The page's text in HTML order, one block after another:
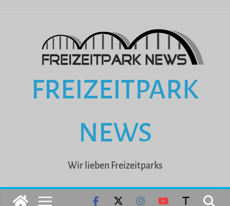
FREIZEITPARK
NEWS
Wir lieben Freizeitparks